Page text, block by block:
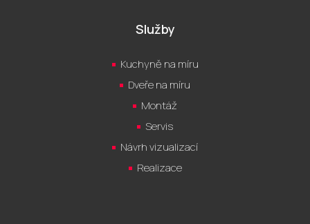
Služby
Kuchyně na míru
Dveře na míru
Montáž
Servis
Návrh vizualizací
Realizace